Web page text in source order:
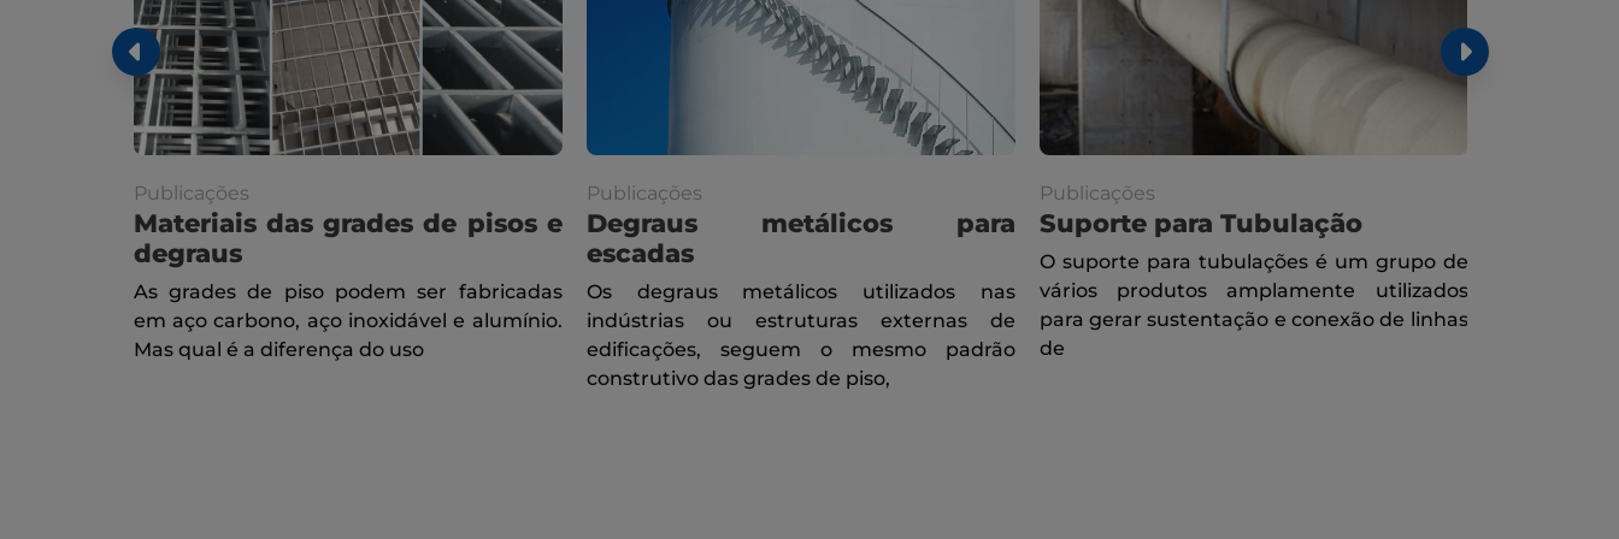
Publicações
Materiais das grades de pisos e
degraus
As grades de piso podem ser fabricadas
em aço carbono, aço inoxidável e alumínio.
Mas qual é a diferença do uso
Publicações
Degraus metálicos para
escadas
Os degraus metálicos utilizados nas
indústrias ou estruturas externas de
edificações, seguem o mesmo padrão
construtivo das grades de piso,
Publicações
Suporte para Tubulação
O suporte para tubulações é um grupo de
vários produtos amplamente utilizados
para gerar sustentação e conexão de linhas
de